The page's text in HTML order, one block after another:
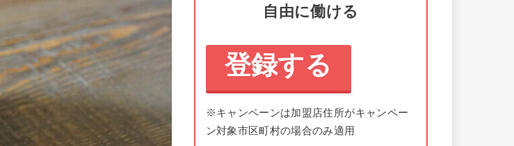
自由に働ける
登録する
※キャンペーンは加盟店住所がキャンペー
ン対象市区町村の場合のみ適用